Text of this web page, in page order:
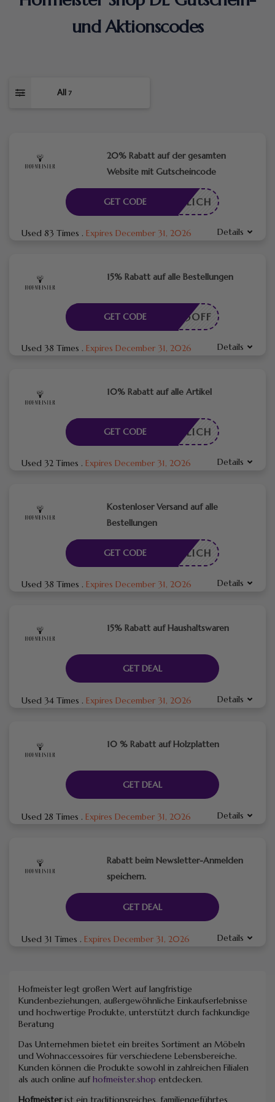
und Aktionscodes
All 7
20% Rabatt auf der gesamten
Website mit Gutscheincode
RDERLICH
GET CODE
Used 83 Times . Expires December 31, 2026 Details
15% Rabatt auf alle Bestellungen
5OFF
GET CODE
Used 38 Times . Expires December 31, 2026 Details
10% Rabatt auf alle Artikel
RDERLICH
GET CODE
Used 32 Times . Expires December 31, 2026 Details
Kostenloser Versand auf alle
Bestellungen
RDERLICH
GET CODE
Used 38 Times . Expires December 31, 2026 Details
15% Rabatt auf Haushaltswaren
GET DEAL
Used 34 Times . Expires December 31, 2026 Details
10 % Rabatt auf Holzplatten
GET DEAL
Used 28 Times . Expires December 31, 2026 Details
Rabatt beim Newsletter-Anmelden
speichern.
GET DEAL
Used 31 Times . Expires December 31, 2026 Details
Hofmeisterist ein traditionsreiches, familiengeführtes
Das Unternehmen bietet ein breites Sortiment an Möbeln
und Wohnaccessoires für verschiedene Lebensbereiche.
Kunden können die Produkte sowohl in zahlreichen Filialen
als auch online aufhofmeister.shop entdecken.
Hofmeister legt großen Wert auf langfristige
Kundenbeziehungen, außergewöhnliche Einkaufserlebnisse
und hochwertige Produkte, unterstützt durch fachkundige
Beratung